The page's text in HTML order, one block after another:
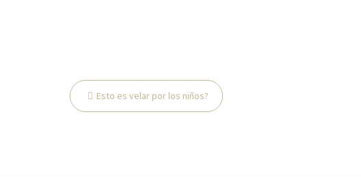
Navegación
de
Esto es velar por los niños?